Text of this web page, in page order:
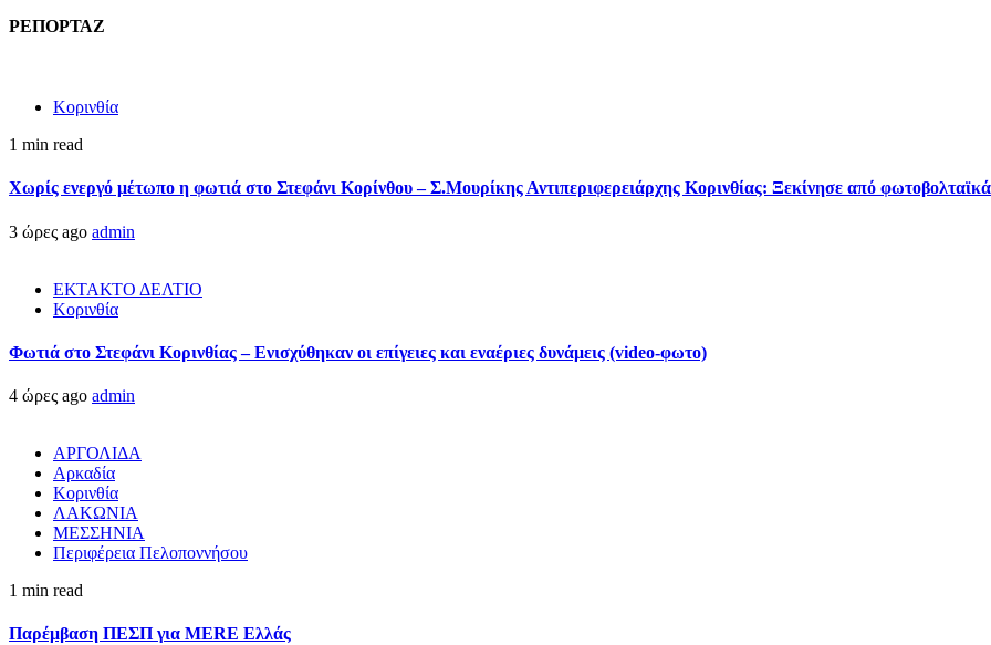
ΡΕΠΟΡΤΑΖ
Κορινθία
1 min read
Χωρίς ενεργό μέτωπο η φωτιά στο Στεφάνι Κορίνθου – Σ.Μουρίκης Αντιπεριφερειάρχης Κορινθίας: Ξεκίνησε από
3 ώρες ago admin
ΕΚΤΑΚΤΟ ΔΕΛΤΙΟ
Κορινθία
Φωτιά στο Στεφάνι Κορινθίας – Ενισχύθηκαν οι επίγειες και εναέριες δυνάμεις (video-φωτο)
4 ώρες ago admin
ΑΡΓΟΛΙΔΑ
Αρκαδία
Κορινθία
ΛΑΚΩΝΙΑ
ΜΕΣΣΗΝΙΑ
Περιφέρεια Πελοποννήσου
1 min read
Παρέμβαση ΠΕΣΠ για MERE Ελλάς